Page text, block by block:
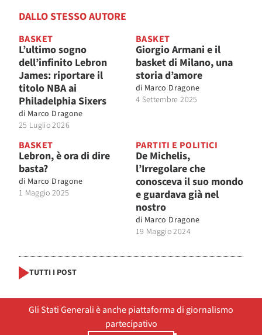
DALLO STESSO AUTORE
BASKET
L’ultimo sogno
dell’infinito Lebron
James: riportare il
titolo NBA ai
Philadelphia Sixers
di Marco Dragone
25 Luglio 2026
BASKET
Giorgio Armani e il
basket di Milano, una
storia d’amore
di Marco Dragone
4 Settembre 2025
BASKET
Lebron, è ora di dire
basta?
di Marco Dragone
1 Maggio 2025
PARTITI E POLITICI
De Michelis,
l’Irregolare che
conosceva il suo mondo
e guardava già nel
nostro
di Marco Dragone
19 Maggio 2024
TUTTI I POST
Gli Stati Generali è anche piattaforma di giornalismo
partecipativo